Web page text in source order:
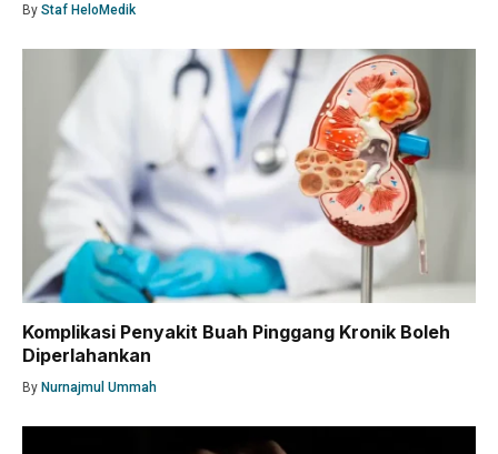
By Staf HeloMedik
Komplikasi Penyakit Buah Pinggang Kronik Boleh
Diperlahankan
By Nurnajmul Ummah